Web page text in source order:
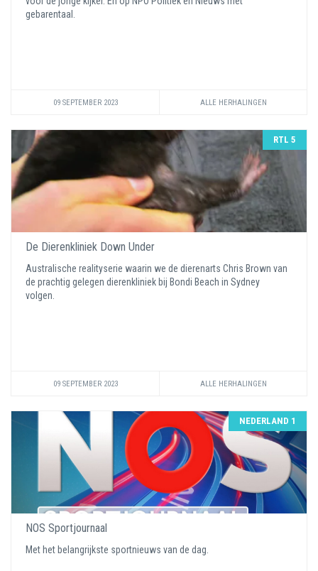
gebarentaal.
09 SEPTEMBER 2023 ALLE HERHALINGEN
RTL 5
De Dierenkliniek Down Under
Australische realityserie waarin we de dierenarts Chris Brown van
de prachtig gelegen dierenkliniek bij Bondi Beach in Sydney
volgen.
09 SEPTEMBER 2023 ALLE HERHALINGEN
NEDERLAND 1
NOS Sportjournaal
Met het belangrijkste sportnieuws van de dag.